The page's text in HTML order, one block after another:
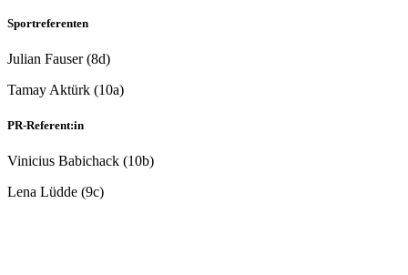
Sportreferenten
Julian Fauser (8d)
Tamay Aktürk (10a)
PR-Referent:in
Vinicius Babichack (10b)
Lena Lüdde (9c)